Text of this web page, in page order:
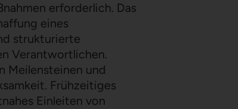
erforderlich. Das
eines
strukturierte
Verantwortlichen.
Meilensteinen und
Frühzeitiges
Einleiten von